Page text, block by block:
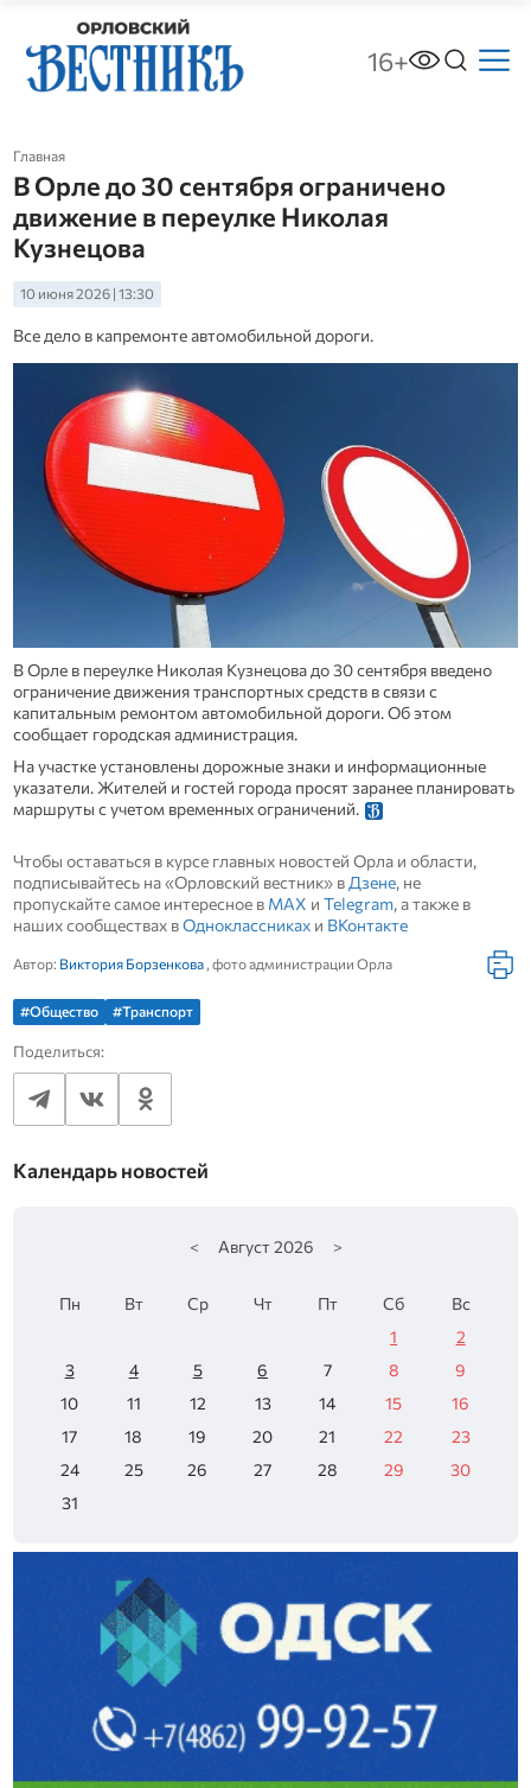
16+
Главная
В Орле до 30 сентября ограничено
движение в переулке Николая
Кузнецова
10 июня 2026 | 13:30
Все дело в капремонте автомобильной дороги.
В Орле в переулке Николая Кузнецова до 30 сентября введено
ограничение движения транспортных средств в связи с
капитальным ремонтом автомобильной дороги. Об этом
сообщает городская администрация.
На участке установлены дорожные знаки и информационные
указатели. Жителей и гостей города просят заранее планировать
маршруты с учетом временных ограничений.
Чтобы оставаться в курсе главных новостей Орла и области,
подписывайтесь на «Орловский вестник» в Дзене, не
пропускайте самое интересное в MAX и Telegram, а также в
наших сообществах вОдноклассникахи ВКонтакте
Автор: Виктория Борзенкова, фото администрации Орла
#Общество #Транспорт
Поделиться:
Календарь новостей
< Август 2026 >
Пн Вт Ср Чт Пт Сб
Вс
1
2
3
4 5 6 7 8
9
10
11 12 13 14 15
16
17
18 19 20 21 22
23
24
25 26 27 28 29
30
31